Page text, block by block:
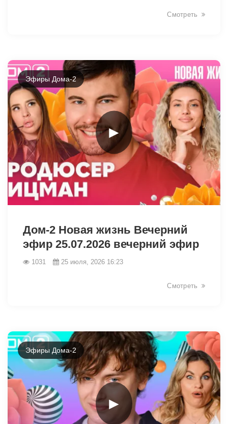
Смотреть
►
Эфиры Дома-2
Дом-2 Новая жизнь Вечерний
эфир 25.07.2026 вечерний эфир
1031 25 июля, 2026 16:23
Смотреть
►
Эфиры Дома-2